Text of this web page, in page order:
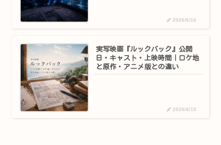
2026/6/16
実写映画『ルックバック』公開
日・キャスト・上映時間｜ロケ地
と原作・アニメ版との違い
2026/6/15